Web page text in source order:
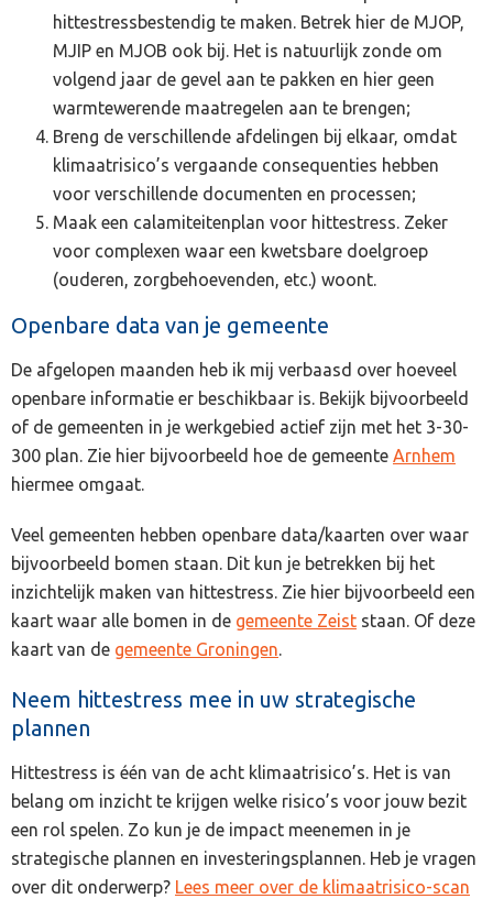
hittestressbestendig te maken. Betrek hier de MJOP,
MJIP en MJOB ook bij. Het is natuurlijk zonde om
volgend jaar de gevel aan te pakken en hier geen
warmtewerende maatregelen aan te brengen;
Breng de verschillende afdelingen bij elkaar, omdat
klimaatrisico’s vergaande consequenties hebben
voor verschillende documenten en processen;
Maak een calamiteitenplan voor hittestress. Zeker
voor complexen waar een kwetsbare doelgroep
(ouderen, zorgbehoevenden, etc.) woont.
Openbare data van je gemeente
De afgelopen maanden heb ik mij verbaasd over hoeveel
openbare informatie er beschikbaar is. Bekijk bijvoorbeeld
of de gemeenten in je werkgebied actief zijn met het 3-30-
300 plan. Zie hier bijvoorbeeld hoe de gemeente Arnhem
hiermee omgaat.
Veel gemeenten hebben openbare data/kaarten over waar
bijvoorbeeld bomen staan. Dit kun je betrekken bij het
inzichtelijk maken van hittestress. Zie hier bijvoorbeeld een
kaart waar alle bomen in de gemeente Zeist staan. Of deze
kaart van de gemeente Groningen.
Neem hittestress mee in uw strategische
plannen
Hittestress is één van de acht klimaatrisico’s. Het is van
belang om inzicht te krijgen welke risico’s voor jouw bezit
een rol spelen. Zo kun je de impact meenemen in je
strategische plannen en investeringsplannen. Heb je vragen
over dit onderwerp? Lees meer over de klimaatrisico-scan